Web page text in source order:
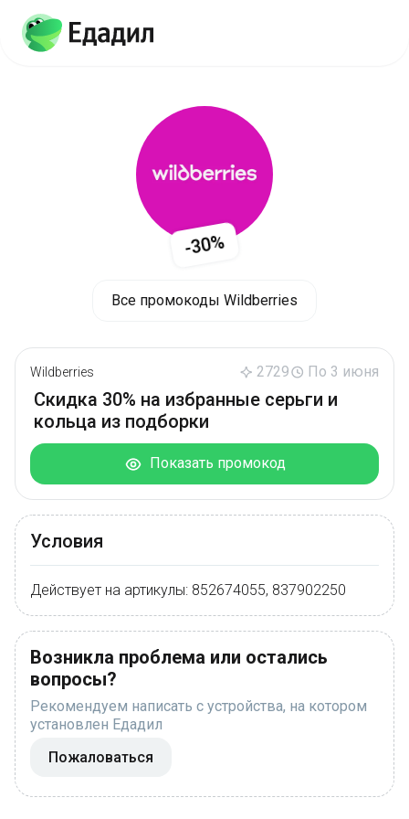
-30%
Все промокоды Wildberries
Wildberries 2729 По 3 июня
Скидка 30% на избранные серьги и
кольца из подборки
Показать промокод
Условия
Действует на артикулы: 852674055, 837902250
Возникла проблема или остались
вопросы?
Рекомендуем написать с устройства, на котором
установлен Едадил
Пожаловаться